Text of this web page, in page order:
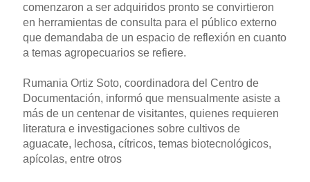
comenzaron a ser adquiridos pronto se convirtieron
en herramientas de consulta para el público externo
que demandaba de un espacio de reflexión en cuanto
a temas agropecuarios se refiere.
Rumania Ortiz Soto, coordinadora del Centro de
Documentación, informó que mensualmente asiste a
más de un centenar de visitantes, quienes requieren
literatura e investigaciones sobre cultivos de
aguacate, lechosa, cítricos, temas biotecnológicos,
apícolas, entre otros